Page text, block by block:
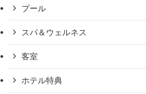
プール
スパ＆ウェルネス
客室
ホテル特典